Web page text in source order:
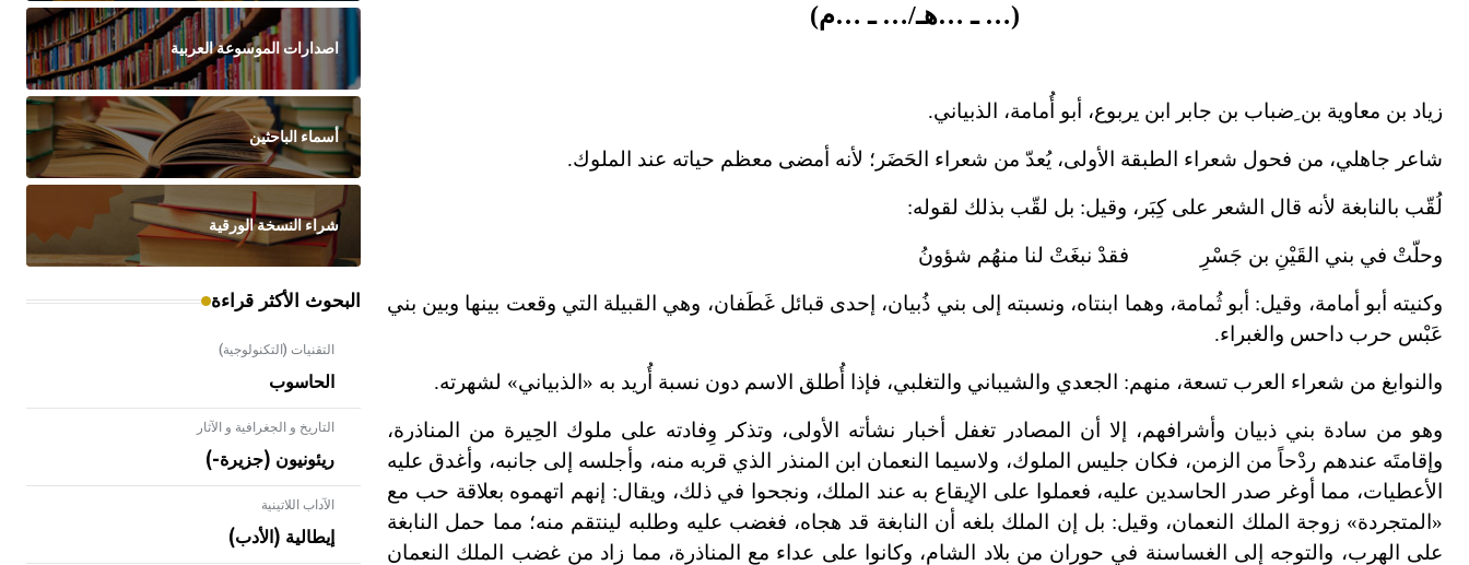
(… ـ …هـ/… ـ …م)
زياد بن معاوية بن ِضباب بن جابر ابن يربوع، أبو أُمامة، الذبياني.
شاعر جاهلي، من فحول شعراء الطبقة الأولى، يُعدّ من شعراء الحَضَر؛ لأنه أمضى معظم حياته عند الملوك.
لُقّب بالنابغة لأنه قال الشعر على كِبَر، وقيل: بل لقّب بذلك لقوله:
وحلّتْ في بني القَيْنِ بن جَسْرِ فقدْ نبغَتْ لنا منهُم شؤونُ
وكنيته أبو أمامة، وقيل: أبو ثُمامة، وهما ابنتاه، ونسبته إلى بني ذُبيان، إحدى قبائل غَطَفان، وهي القبيلة التي وقعت بينها وبين بني
عَبْس حرب داحس والغبراء.
والنوابغ من شعراء العرب تسعة، منهم: الجعدي والشيباني والتغلبي، فإذا أُطلق الاسم دون نسبة أُريد به «الذبياني» لشهرته.
وهو من سادة بني ذبيان وأشرافهم، إلا أن المصادر تغفل أخبار نشأته الأولى، وتذكر وِفادته على ملوك الحِيرة من المناذرة،
وإقامتَه عندهم ردْحاً من الزمن، فكان جليس الملوك، ولاسيما النعمان ابن المنذر الذي قربه منه، وأجلسه إلى جانبه، وأغدق عليه
الأعطيات، مما أوغر صدر الحاسدين عليه، فعملوا على الإيقاع به عند الملك، ونجحوا في ذلك، ويقال: إنهم اتهموه بعلاقة حب مع
«المتجردة» زوجة الملك النعمان، وقيل: بل إن الملك بلغه أن النابغة قد هجاه، فغضب عليه وطلبه لينتقم منه؛ مما حمل النابغة
على الهرب، والتوجه إلى الغساسنة في حوران من بلاد الشام، وكانوا على عداء مع المناذرة، مما زاد من غضب الملك النعمان
اصدارات الموسوعة العربية
أسماء الباحثين
شراء النسخة الورقية
البحوث الأكثر قراءة
التقنيات (التكنولوجية)
الحاسوب
التاريخ و الجغرافية و الآثار
ريئونيون (جزيرة-)
الآداب اللاتينية
إيطالية (الأدب)